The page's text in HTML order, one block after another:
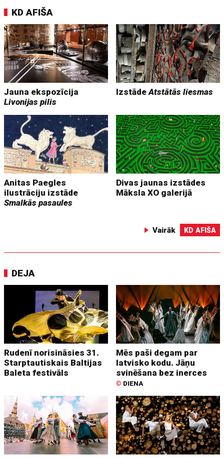
KD AFIŠA
Jauna ekspozīcija
Livonijas pilis
IzstādeAtstātās liesmas
Anitas Paegles
ilustrāciju izstāde
Smalkās pasaules
Divas jaunas izstādes
Māksla XO galerijā
Vairāk KD AFIŠA
DEJA
Rudenī norisināsies 31.
Starptautiskais Baltijas
Baleta festivāls
Mēs paši degam par
latvisko kodu. Jāņu
svinēšana bez inerces
© DIENA